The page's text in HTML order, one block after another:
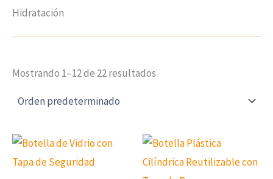
Hidratación
Mostrando 1–12 de 22 resultados